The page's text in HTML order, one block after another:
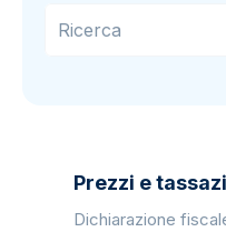
Prezzi e
Dichiarazione